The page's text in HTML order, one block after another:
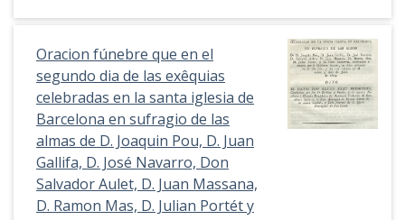
Oracion fúnebre que en el
segundo dia de las exêquias
celebradas en la santa iglesia de
Barcelona en sufragio de las
almas de D. Joaquin Pou, D. Juan
Gallifa, D. José Navarro, Don
Salvador Aulet, D. Juan Massana,
D. Ramon Mas, D. Julian Portét y